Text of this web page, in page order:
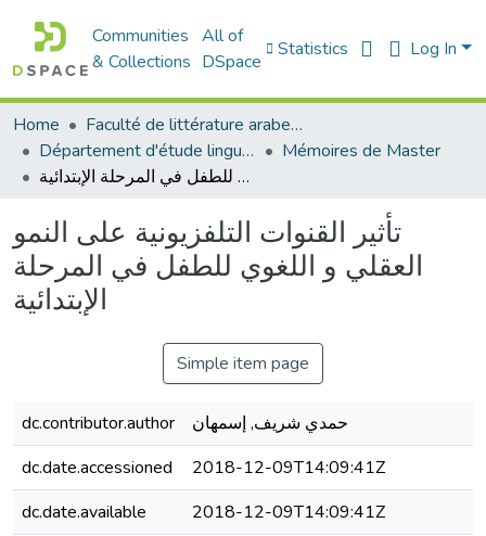
Communities
& Collections
All of
DSpace
Statistics Log In
Home
Faculté de littérature arabe et des arts
Département d'étude linguistique
Mémoires de Master
تأثير القنوات التلفزيونية على النمو العقلي و اللغوي للطفل في المرحلة الإبتدائية
تأثير القنوات التلفزيونية على النمو
العقلي و اللغوي للطفل في المرحلة
الإبتدائية
Simple item page
dc.contributor.author
حمدي شريف, إسمهان
dc.date.accessioned
2018-12-09T14:09:41Z
dc.date.available
2018-12-09T14:09:41Z